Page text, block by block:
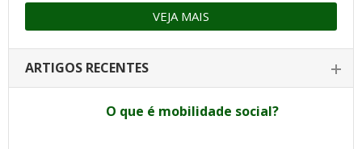
VEJA MAIS
ARTIGOS RECENTES
O que é mobilidade social?